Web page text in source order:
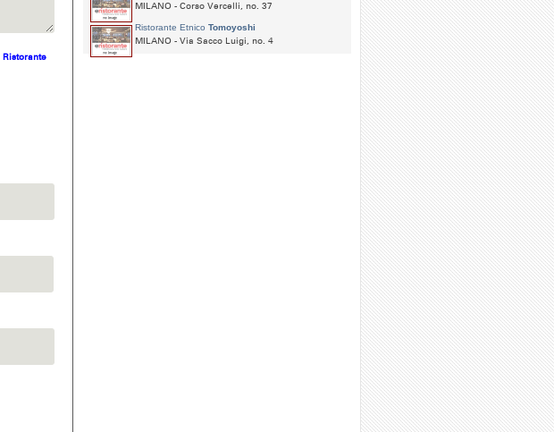
Ristorante
MILANO - Corso Vercelli, no. 37
Ristorante Etnico Tomoyoshi
MILANO - Via Sacco Luigi, no. 4